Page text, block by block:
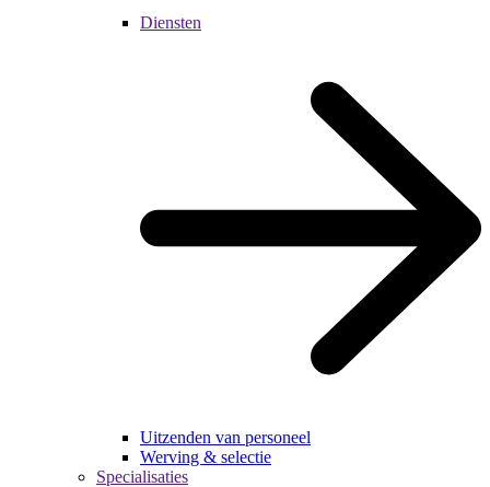
Diensten
Uitzenden van personeel
Werving & selectie
Specialisaties